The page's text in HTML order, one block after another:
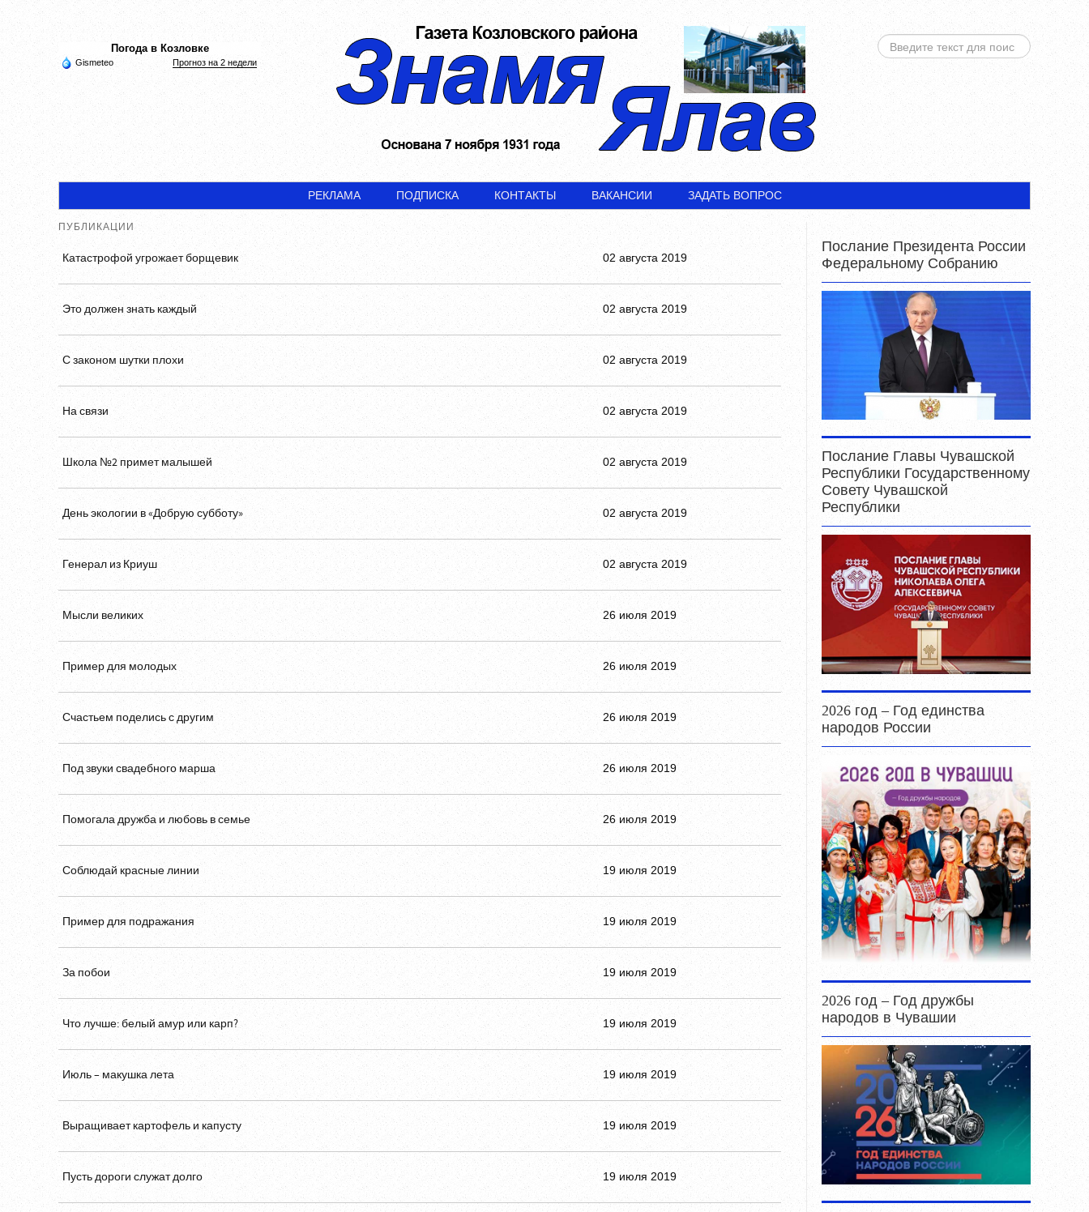
Погода в Козловке
Gismeteo Прогноз на 2 недели
ИСКАТЬ...
РЕКЛАМА ПОДПИСКА КОНТАКТЫ ВАКАНСИИ ЗАДАТЬ ВОПРОС
ПУБЛИКАЦИИ
Катастрофой угрожает борщевик 02 августа 2019
Это должен знать каждый 02 августа 2019
С законом шутки плохи 02 августа 2019
На связи 02 августа 2019
Школа №2 примет малышей 02 августа 2019
День экологии в «Добрую субботу» 02 августа 2019
Генерал из Криуш 02 августа 2019
Мысли великих 26 июля 2019
Пример для молодых 26 июля 2019
Счастьем поделись с другим 26 июля 2019
Под звуки свадебного марша 26 июля 2019
Помогала дружба и любовь в семье 26 июля 2019
Соблюдай красные линии 19 июля 2019
Пример для подражания 19 июля 2019
За побои 19 июля 2019
Что лучше: белый амур или карп? 19 июля 2019
Июль – макушка лета 19 июля 2019
Выращивает картофель и капусту 19 июля 2019
Пусть дороги служат долго 19 июля 2019
Послание Президента России
Федеральному Собранию
Послание Главы Чувашской
Республики Государственному
Совету Чувашской
Республики
2026 год – Год единства
народов России
2026 год – Год дружбы
народов в Чувашии